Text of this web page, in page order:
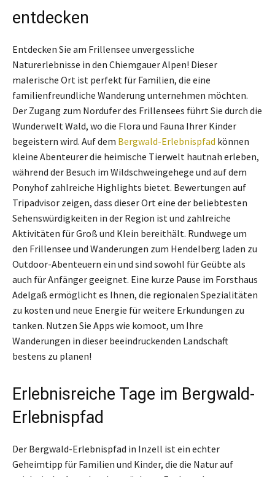
entdecken
Entdecken Sie am Frillensee unvergessliche
Naturerlebnisse in den Chiemgauer Alpen! Dieser
malerische Ort ist perfekt für Familien, die eine
familienfreundliche Wanderung unternehmen möchten.
Der Zugang zum Nordufer des Frillensees führt Sie durch die
Wunderwelt Wald, wo die Flora und Fauna Ihrer Kinder
begeistern wird. Auf dem Bergwald-Erlebnispfad können
kleine Abenteurer die heimische Tierwelt hautnah erleben,
während der Besuch im Wildschweingehege und auf dem
Ponyhof zahlreiche Highlights bietet. Bewertungen auf
Tripadvisor zeigen, dass dieser Ort eine der beliebtesten
Sehenswürdigkeiten in der Region ist und zahlreiche
Aktivitäten für Groß und Klein bereithält. Rundwege um
den Frillensee und Wanderungen zum Hendelberg laden zu
Outdoor-Abenteuern ein und sind sowohl für Geübte als
auch für Anfänger geeignet. Eine kurze Pause im Forsthaus
Adelgaß ermöglicht es Ihnen, die regionalen Spezialitäten
zu kosten und neue Energie für weitere Erkundungen zu
tanken. Nutzen Sie Apps wie komoot, um Ihre
Wanderungen in dieser beeindruckenden Landschaft
bestens zu planen!
Erlebnisreiche Tage im Bergwald-
Erlebnispfad
Der Bergwald-Erlebnispfad in Inzell ist ein echter
Geheimtipp für Familien und Kinder, die die Natur auf